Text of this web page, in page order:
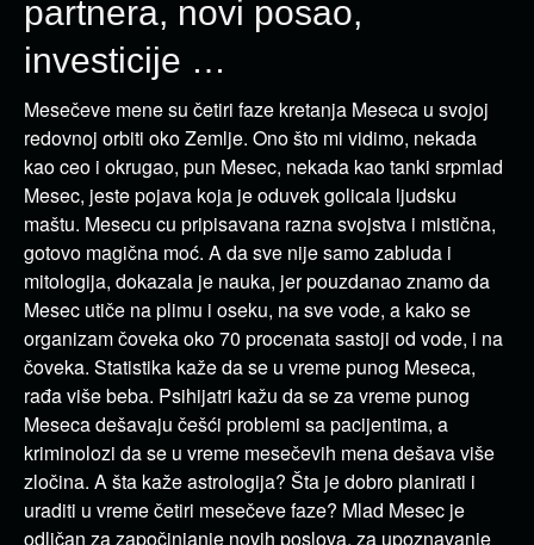
partnera, novi posao,
investicije …
Mesečeve mene su četiri faze kretanja Meseca u svojoj
redovnoj orbiti oko Zemlje. Ono što mi vidimo, nekada
kao ceo i okrugao, pun Mesec, nekada kao tanki srp­mlad
Mesec, jeste pojava koja je oduvek golicala ljudsku
maštu. Mesecu cu pripisavana razna svojstva i mistična,
gotovo magična moć. A da sve nije samo zabluda i
mitologija, dokazala je nauka, jer pouzdanao znamo da
Mesec utiče na plimu i oseku, na sve vode, a kako se
organizam čoveka oko 70 procenata sastoji od vode, i na
čoveka. Statistika kaže da se u vreme punog Meseca,
rađa više beba. Psihijatri kažu da se za vreme punog
Meseca dešavaju češći problemi sa pacijentima, a
kriminolozi da se u vreme mesečevih mena dešava više
zločina. A šta kaže astrologija? Šta je dobro planirati i
uraditi u vreme četiri mesečeve faze? Mlad Mesec je
odličan za započinjanje novih poslova, za upoznavanje